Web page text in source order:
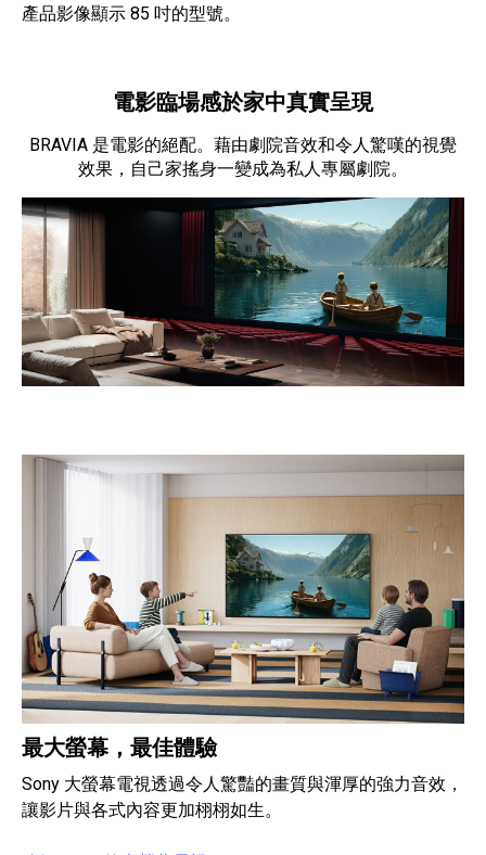
產品影像顯示 85 吋的型號。
電影臨場感於家中真實呈現
BRAVIA 是電影的絕配。藉由劇院音效和令人驚嘆的視覺
效果，自己家搖身一變成為私人專屬劇院。
最大螢幕，最佳體驗
Sony 大螢幕電視透過令人驚豔的畫質與渾厚的強力音效，
讓影片與各式內容更加栩栩如生。